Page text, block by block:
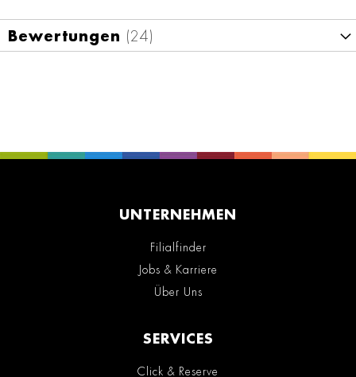
Bewertungen 24
UNTERNEHMEN
Filialfinder
Jobs & Karriere
Über Uns
SERVICES
Click & Reserve